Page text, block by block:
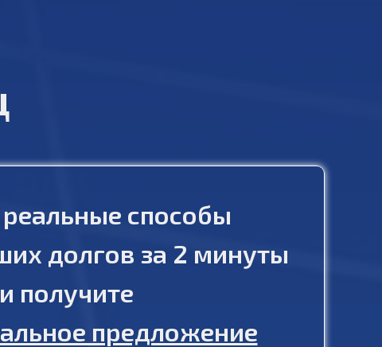
реальные способы
долгов за 2 минуты
и получите
предложение